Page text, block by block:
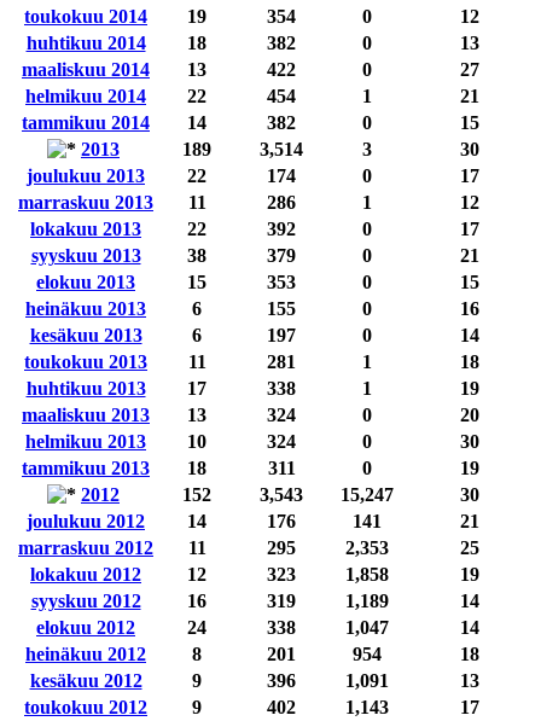
toukokuu 2014
19 354 0
12
huhtikuu 2014
18 382 0
13
maaliskuu 2014
13 422 0
27
helmikuu 2014
22 454 1
21
tammikuu 2014
14 382 0
15
2013
189 3,514 3
30
joulukuu 2013
22 174 0
17
marraskuu 2013
11 286 1
12
lokakuu 2013
22 392 0
17
syyskuu 2013
38 379 0
21
elokuu 2013
15 353 0
15
heinäkuu 2013
6 155 0
16
kesäkuu 2013
6 197 0
14
toukokuu 2013
11 281 1
18
huhtikuu 2013
17 338 1
19
maaliskuu 2013
13 324 0
20
helmikuu 2013
10 324 0
30
tammikuu 2013
18 311 0
19
2012
152 3,543 15,247
30
joulukuu 2012
14 176 141
21
marraskuu 2012
11 295 2,353
25
lokakuu 2012
12 323 1,858
19
syyskuu 2012
16 319 1,189
14
elokuu 2012
24 338 1,047
14
heinäkuu 2012
8 201 954
18
kesäkuu 2012
9 396 1,091
13
toukokuu 2012
9 402 1,143
17